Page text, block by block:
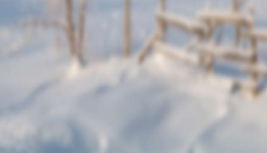
Canada